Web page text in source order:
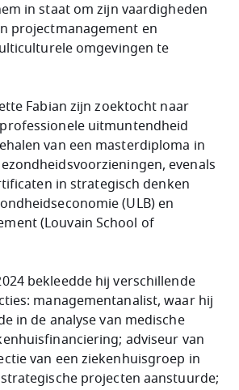
in staat om zijn vaardigheden
projectmanagement en
omgevingen te
Fabian zijn zoektocht naar
uitmuntendheid
van een masterdiploma in
evenals
in strategisch denken
(ULB) en
(Louvain School of
bekleedde hij verschillende
managementanalist, waar hij
in de analyse van medische
adviseur van
van een ziekenhuisgroep in
projecten aanstuurde;